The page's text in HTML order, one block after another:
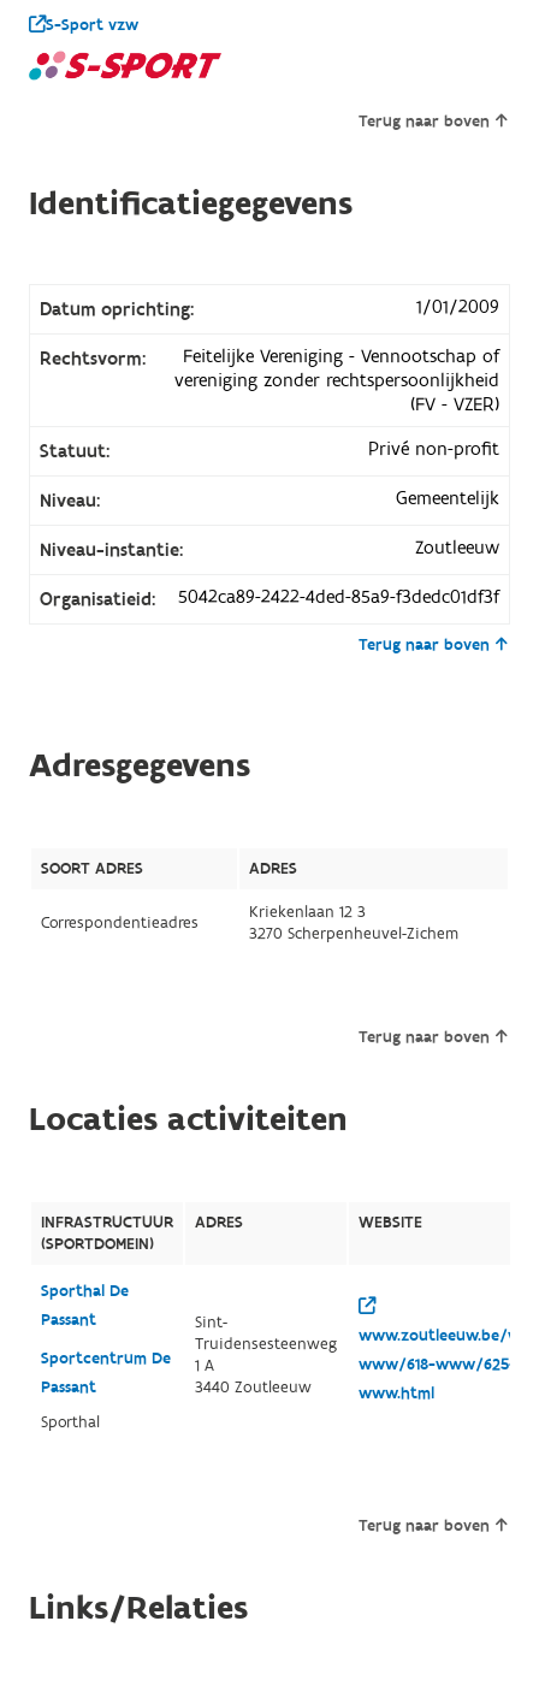
S-Sport vzw
Terug naar boven
Identificatiegegevens
Datum oprichting: 1/01/2009
Rechtsvorm:
Feitelijke Vereniging - Vennootschap of
vereniging zonder rechtspersoonlijkheid
(FV - VZER)
Statuut:
Privé non-profit
Niveau: Gemeentelijk
Niveau-instantie: Zoutleeuw
Organisatieid: 5042ca89-2422-4ded-85a9-f3dedc01df3f
Terug naar boven
Adresgegevens
SOORT ADRES ADRES
Correspondentieadres
Kriekenlaan 12 3
3270 Scherpenheuvel-Zichem
Terug naar boven
Locaties activiteiten
INFRASTRUCTUUR
(SPORTDOMEIN)
ADRES WEBSITE
Sporthal De
Passant
Sportcentrum De
Passant
Sporthal
Sint-
Truidensesteenweg
1 A
3440 Zoutleeuw
www.zoutleeuw.be/
www/618-www/625-
www.html
Terug naar boven
Links/Relaties